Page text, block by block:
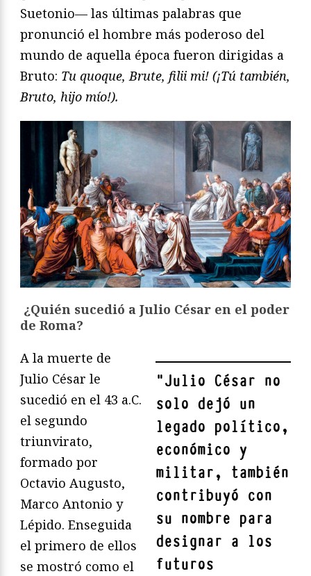
Suetonio— las últimas palabras que
pronunció el hombre más poderoso del
mundo de aquella época fueron dirigidas a
Bruto: Tu quoque, Brute, filii mi! (¡Tú también,
Bruto, hijo mío!).
¿Quién sucedió a Julio César en el poder
de Roma?
"Julio César no
solo dejó un
legado político,
económico y
militar, también
contribuyó con
su nombre para
designar a los
futuros
A la muerte de
Julio César le
sucedió en el 43 a.C.
el segundo
triunvirato,
formado por
Octavio Augusto,
Marco Antonio y
Lépido. Enseguida
el primero de ellos
se mostró como el